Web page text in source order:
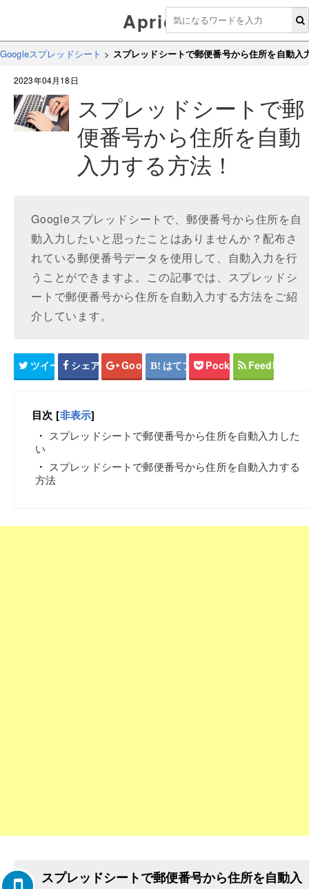
Aprico
Googleスプレッドシート > スプレッドシートで郵便番号から住所を自動入
2023年04月18日
スプレッドシートで郵
便番号から住所を自動
入力する方法！
Googleスプレッドシートで、郵便番号から住所を自
動入力したいと思ったことはありませんか？配布さ
れている郵便番号データを使用して、自動入力を行
うことができますよ。この記事では、スプレッドシ
ートで郵便番号から住所を自動入力する方法をご紹
介しています。
ツイート シェア Google+ はてブ Pocket Feedly
目次 [非表示]
スプレッドシートで郵便番号から住所を自動入力した
い
スプレッドシートで郵便番号から住所を自動入力する
方法
スプレッドシートで郵便番号から住所を自動入